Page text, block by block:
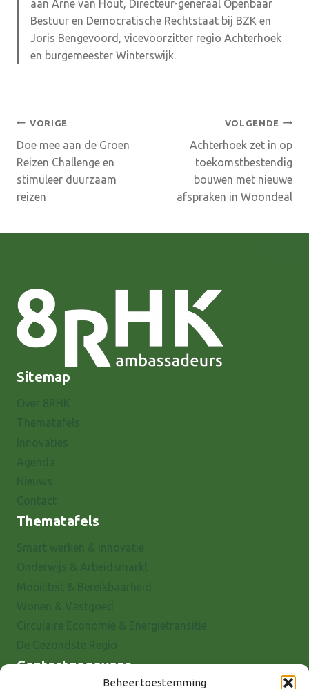
Beheer toestemming
aan Arne van Hout, Directeur-generaal Openbaar
Bestuur en Democratische Rechtstaat bij BZK en
Joris Bengevoord, vicevoorzitter regio Achterhoek
en burgemeester Winterswijk.
Bericht
navigatie
VORIGE
Doe mee aan de Groen
Reizen Challenge en
stimuleer duurzaam
reizen
VOLGENDE
Achterhoek zet in op
toekomstbestendig
bouwen met nieuwe
afspraken in Woondeal
Sitemap
Thematafels
Contactgegevens